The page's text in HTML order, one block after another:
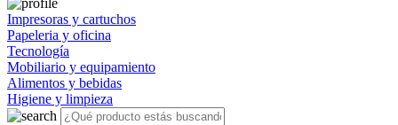
Impresoras y cartuchos
Papeleria y oficina
Tecnología
Mobiliario y equipamiento
Alimentos y bebidas
Higiene y limpieza